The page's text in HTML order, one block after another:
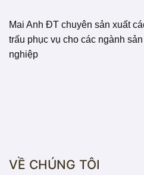
Mai Anh ĐT chuyên sản xuất
trấu phục vụ cho các ngành
nghiệp
VỀ CHÚNG TÔI